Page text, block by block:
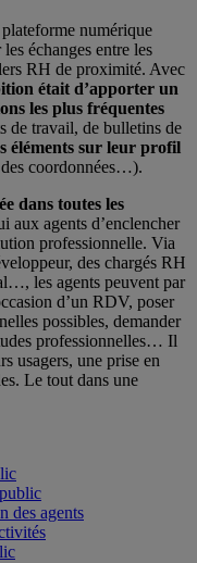
numérique
échanges entre les
RH de proximité. Avec
était d’apporter un
les plus fréquentes
de travail, de bulletins de
éléments sur leur profil
coordonnées…).
dans toutes les
aux agents d’enclencher
professionnelle. Via
des chargés RH
les agents peuvent par
d’un RDV, poser
possibles, demander
professionnelles… Il
usagers, une prise en
Le tout dans une
des agents